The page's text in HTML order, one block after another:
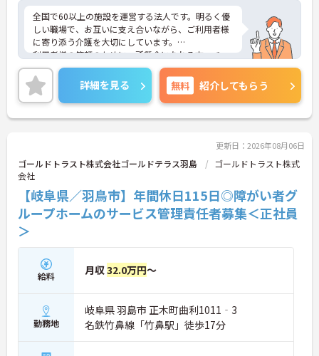
全国で60以上の施設を運営する法人です。明るく優
しい職場で、お互いに支え合いながら、ご利用者様
に寄り添う介護を大切にしています。
利用者様の笑顔のために一所懸命になれる方・チー
ム連携を大切に勤務出来る方を歓迎しています。
ご興味ある方には、面接対策ポイントなど、さらに
詳細をお話しいたしますのでお気軽にご相談くださ
い！
詳細を見る 無料 紹介してもらう
更新日：2026年08月06日
ゴールドトラスト株式会社ゴールドテラス羽島
ゴールドトラスト株式
会社
【岐阜県／羽鳥市】年間休日115日◎障がい者グ
ループホームのサービス管理責任者募集＜正社員
＞
給料 月収32.0万円～
勤務地
岐阜県 羽島市 正木町曲利1011‐3
名鉄竹鼻線「竹鼻駅」徒歩17分